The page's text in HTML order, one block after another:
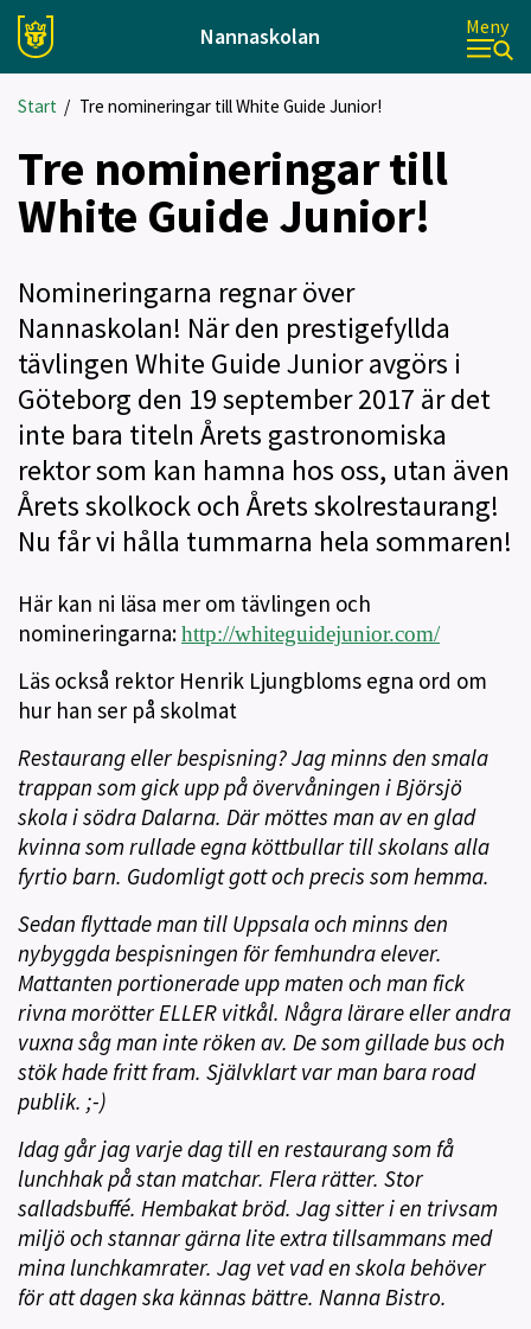
Nannaskolan Meny
Start / Tre nomineringar till White Guide Junior!
Tre nomineringar till
White Guide Junior!
Nomineringarna regnar över
Nannaskolan! När den prestigefyllda
tävlingen White Guide Junior avgörs i
Göteborg den 19 september 2017 är det
inte bara titeln Årets gastronomiska
rektor som kan hamna hos oss, utan även
Årets skolkock och Årets skolrestaurang!
Nu får vi hålla tummarna hela sommaren!
Här kan ni läsa mer om tävlingen och
nomineringarna:http://whiteguidejunior.com/
Läs också rektor Henrik Ljungbloms egna ord om
hur han ser på skolmat
Restaurang eller bespisning? Jag minns den smala
trappan som gick upp på övervåningen i Björsjö
skola i södra Dalarna. Där möttes man av en glad
kvinna som rullade egna köttbullar till skolans alla
fyrtio barn. Gudomligt gott och precis som hemma.
Sedan flyttade man till Uppsala och minns den
nybyggda bespisningen för femhundra elever.
Mattanten portionerade upp maten och man fick
rivna morötter ELLER vitkål. Några lärare eller andra
vuxna såg man inte röken av. De som gillade bus och
stök hade fritt fram. Självklart var man bara road
publik. ;-)
Idag går jag varje dag till en restaurang som få
lunchhak på stan matchar. Flera rätter. Stor
salladsbuffé. Hembakat bröd. Jag sitter i en trivsam
miljö och stannar gärna lite extra tillsammans med
mina lunchkamrater. Jag vet vad en skola behöver
för att dagen ska kännas bättre. Nanna Bistro.